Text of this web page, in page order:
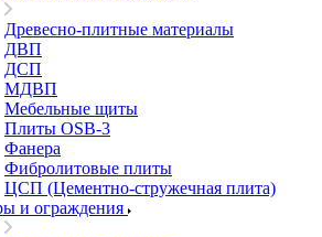
Древесно-плитные материалы
ДВП
ДСП
МДВП
Мебельные щиты
Плиты OSB-3
Фанера
Фибролитовые плиты
ЦСП (Цементно-стружечная плита)
и ограждения